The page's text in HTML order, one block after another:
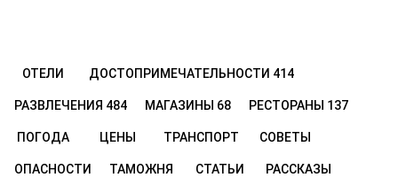
ОТЕЛИ ДОСТОПРИМЕЧАТЕЛЬНОСТИ 414
РАЗВЛЕЧЕНИЯ 484 МАГАЗИНЫ 68 РЕСТОРАНЫ 137
ПОГОДА ЦЕНЫ ТРАНСПОРТ СОВЕТЫ
ОПАСНОСТИ ТАМОЖНЯ СТАТЬИ РАССКАЗЫ